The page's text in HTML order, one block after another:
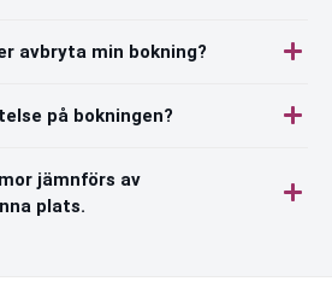
avbryta min bokning?
på bokningen?
jämnförs av
plats.